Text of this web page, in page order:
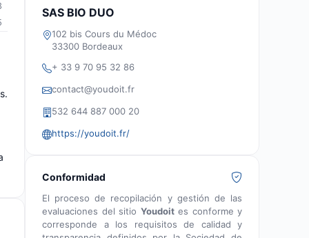
SAS BIO DUO
102 bis Cours du Médoc
33300 Bordeaux
+ 33 9 70 95 32 86
contact@youdoit.fr
532 644 887 000 20
https://youdoit.fr/
Conformidad
El proceso de recopilación y gestión de las
evaluaciones del sitio Youdoites conforme y
corresponde a los requisitos de calidad y